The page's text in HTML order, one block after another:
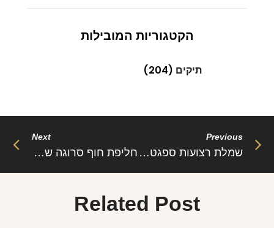
הקטגוריות המובילות
תיקים (204)
Previous
שמלת רצועות ספגטי אלגנטית נצנצים – מרי: זוהר, אלגנטיות ושיק
Next
חליפת חוף סרוגה שני חלקים טופ וחצאית מקסי – מיכאלה: נוחות, שיק ורוגע בקיץ
Related Post